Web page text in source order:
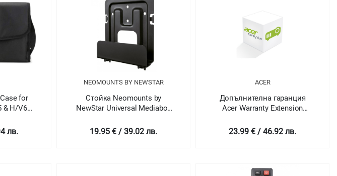
for
& H/V6
лв.
NEOMOUNTS BY NEWSTAR
Стойка Neomounts by
NewStar Universal Mediabox
suited for Apple TV)
19.95 € / 39.02 лв.
ACER
Допълнителна гаранция
Acer Warranty Extension
COMMERCIAL/CONSUMER-
23.99 € / 46.92 лв.